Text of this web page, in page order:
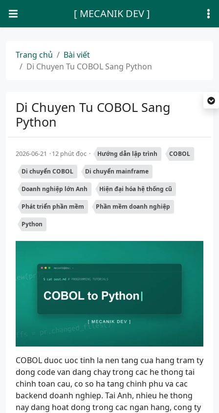
[ MECANIK DEV ]
Trang chủ
Bài viết
Di Chuyen Tu COBOL Sang Python
Di Chuyen Tu COBOL Sang
Python
2026-06-21 12 phút đọc Hướng dẫn lập trình COBOL
Di chuyển COBOL Di chuyển mainframe
Doanh nghiệp lớn Anh Hiện đại hóa hệ thống cũ
Phát triển phần mềm Phần mềm doanh nghiệp
Python
COBOL duoc uoc tinh la nen tang cua hang tram ty
dong code van dang chay trong cac he thong tai
chinh toan cau, co so ha tang chinh phu va cac
backend doanh nghiep. Tai Anh, nhieu he thong
nay dang hoat dong trong cac ngan hang, cong ty